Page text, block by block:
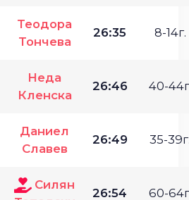
Теодора
Тончева
26:35 8-14г.
Неда
Кленска
26:46 40-
Даниел
Славев
26:49 35-
Силян
26:54 60-